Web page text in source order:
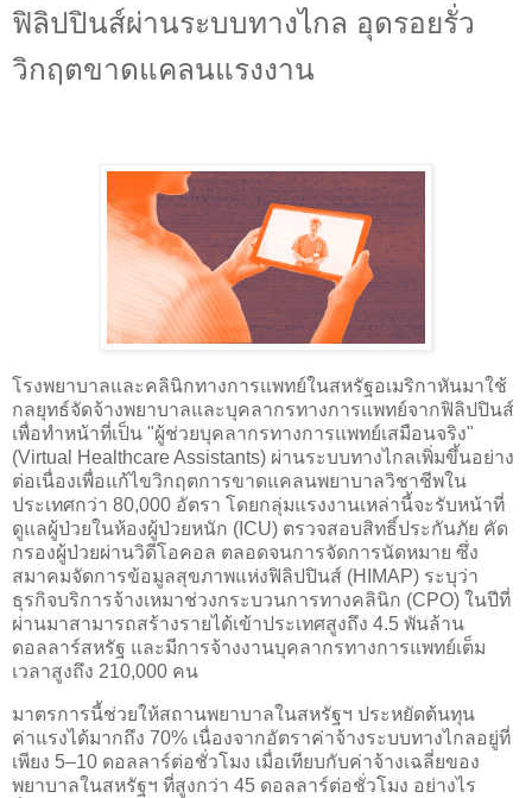
ฟิลิปปินส์ผ่านระบบทางไกล อุดรอยรั่ว
วิกฤตขาดแคลนแรงงาน
โรงพยาบาลและคลินิกทางการแพทย์ในสหรัฐอเมริกาหันมาใช้
กลยุทธ์จัดจ้างพยาบาลและบุคลากรทางการแพทย์จากฟิลิปปินส์
เพื่อทำหน้าที่เป็น "ผู้ช่วยบุคลากรทางการแพทย์เสมือนจริง"
(Virtual Healthcare Assistants) ผ่านระบบทางไกลเพิ่มขึ้นอย่าง
ต่อเนื่องเพื่อแก้ไขวิกฤตการขาดแคลนพยาบาลวิชาชีพใน
ประเทศกว่า 80,000 อัตรา โดยกลุ่มแรงงานเหล่านี้จะรับหน้าที่
ดูแลผู้ป่วยในห้องผู้ป่วยหนัก (ICU) ตรวจสอบสิทธิ์ประกันภัย คัด
กรองผู้ป่วยผ่านวิดีโอคอล ตลอดจนการจัดการนัดหมาย ซึ่ง
สมาคมจัดการข้อมูลสุขภาพแห่งฟิลิปปินส์ (HIMAP) ระบุว่า
ธุรกิจบริการจ้างเหมาช่วงกระบวนการทางคลินิก (CPO) ในปีที่
ผ่านมาสามารถสร้างรายได้เข้าประเทศสูงถึง 4.5 พันล้าน
ดอลลาร์สหรัฐ และมีการจ้างงานบุคลากรทางการแพทย์เต็ม
เวลาสูงถึง 210,000 คน
มาตรการนี้ช่วยให้สถานพยาบาลในสหรัฐฯ ประหยัดต้นทุน
ค่าแรงได้มากถึง 70% เนื่องจากอัตราค่าจ้างระบบทางไกลอยู่ที่
เพียง 5–10 ดอลลาร์ต่อชั่วโมง เมื่อเทียบกับค่าจ้างเฉลี่ยของ
พยาบาลในสหรัฐฯ ที่สูงกว่า 45 ดอลลาร์ต่อชั่วโมง อย่างไร